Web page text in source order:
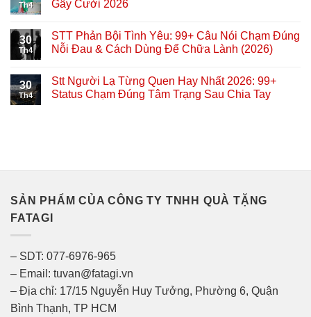
Th4
Gây Cười 2026
30
Th4
STT Phản Bội Tình Yêu: 99+ Câu Nói Chạm Đúng
Nỗi Đau & Cách Dùng Để Chữa Lành (2026)
30
Th4
Stt Người Lạ Từng Quen Hay Nhất 2026: 99+
Status Chạm Đúng Tâm Trạng Sau Chia Tay
SẢN PHẨM CỦA CÔNG TY TNHH QUÀ TẶNG
FATAGI
– SDT: 077-6976-965
– Email: tuvan@fatagi.vn
– Địa chỉ: 17/15 Nguyễn Huy Tưởng, Phường 6, Quận
Bình Thạnh, TP HCM